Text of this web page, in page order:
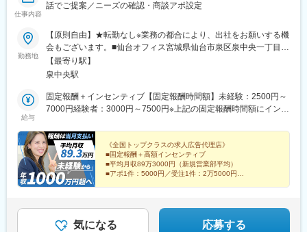
仕事内容
話でご提案／ニーズの確認・商談アポ設定
勤務地
【原則自由】★転勤なし※業務の都合により、出社をお願いする機
会もございます。■仙台オフィス宮城県仙台市泉区泉中央一丁目9-
2 アバンサール泉中央502※オフィス内のデスク、電話、PCは自
由に利用できます。※受動喫煙対策あり：屋内禁煙＜アクセス＞・
【最寄り駅】
泉中央駅
給与
固定報酬＋インセンティブ【固定報酬時間額】未経験：2500円～
7000円経験者：3000円～7500円※上記の固定報酬時間額にインセ
ト）で当月末の1回払い例）12月26日～1月25日までの結果を1月
末に支払い【インセンティブについて（規定あり）】■新規アポイ
ント獲得1件につき5000円■新規受注1件につき2万5000円■その後
の継続受注するたびに2万5000円（※1）■獲得アポイントから1カ
月200万円以上の売上を達成できれば、売上の5％～10％を支給
部の方は何もしなくてもインセンティブが発生。そのため毎月受
注を重ねることで、月40万円以上のリピートインセンティブを獲
《全国トップクラスの求人広告代理店》
■固定報酬＋高額インセンティブ
■平均月収89万3000円（新規営業部平均）
■アポ1件：5000円／受注1件：2万5000円
気になる 応募する